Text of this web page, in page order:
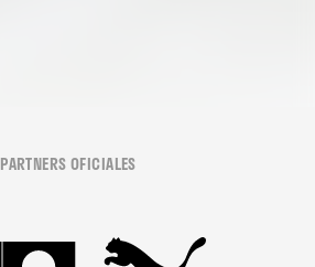
PARTNERS OFICIALES